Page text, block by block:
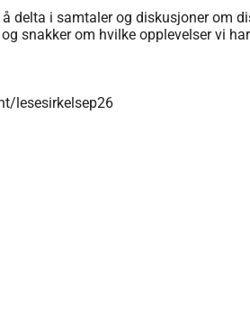
i samtaler og diskusjoner om
snakker om hvilke opplevelser vi
lesesirkelsep26